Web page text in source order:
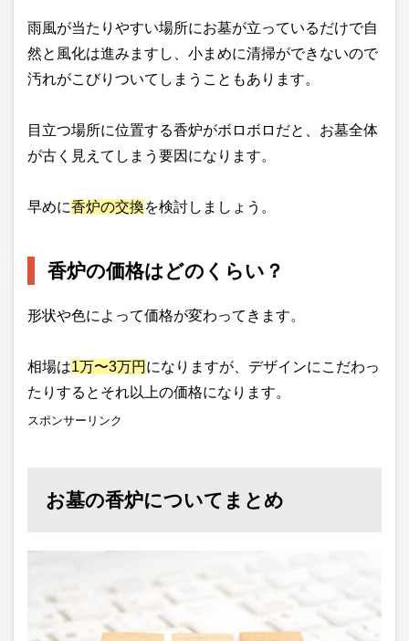
雨風が当たりやすい場所にお墓が立っているだけで自
然と風化は進みますし、小まめに清掃ができないので
汚れがこびりついてしまうこともあります。
目立つ場所に位置する香炉がボロボロだと、お墓全体
が古く見えてしまう要因になります。
早めに香炉の交換を検討しましょう。
香炉の価格はどのくらい？
形状や色によって価格が変わってきます。
相場は1万〜3万円 になりますが、デザインにこだわっ
たりするとそれ以上の価格になります。
スポンサーリンク
お墓の香炉についてまとめ